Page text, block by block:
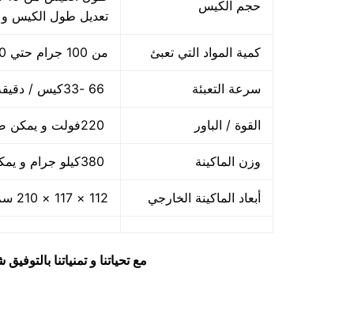
حجم الكيس
تعديل طول الكيس
كمية المواد التي تعبئ من 100 جرام حتي 1000 جرام واحد كيلو
سرعة التعبئة
القوة / الباور
وزن الماكينة
أبعاد الماكينة الخارجي 112 × 117 × 210 سم و يمكن فك الماكينة و تركيبها في اي مكان
مع تحياتنا و تمنياتنا